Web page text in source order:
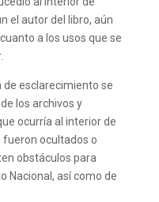
el autor del libro, aún
a los usos que se
de esclarecimiento se
los archivos y
ocurría al interior de
fueron ocultados o
obstáculos para
Nacional, así como de